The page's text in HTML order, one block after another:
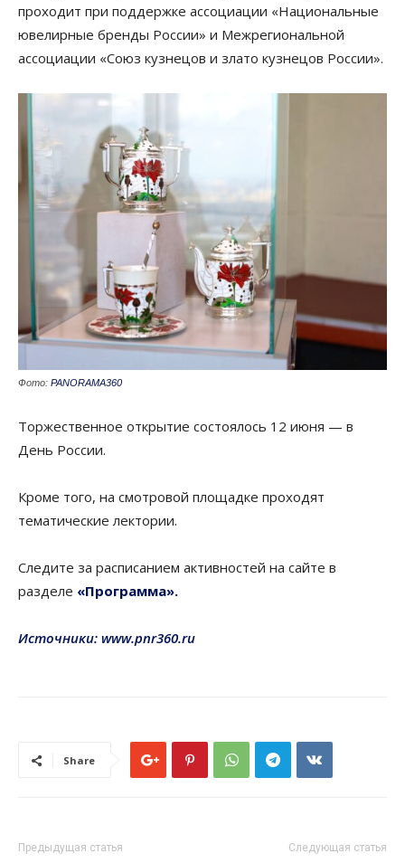
проходит при поддержке ассоциации «Национальные
ювелирные бренды России» и Межрегиональной
ассоциации «Союз кузнецов и злато кузнецов России».
Фото: PANORAMA360
Торжественное открытие состоялось 12 июня — в
День России.
Кроме того, на смотровой площадке проходят
тематические лектории.
Следите за расписанием активностей на сайте в
разделе «Программа».
Источники: www.pnr360.ru
Share
Предыдущая статья Следующая статья